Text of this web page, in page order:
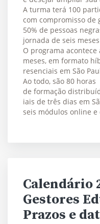
A turma terá 100
com compromisso de
50% de pessoas
jornada de seis meses
O programa acontece
meses, em formato
resenciais em São
Ao todo, são 80 horas
de formação
iais de três dias em
seis módulos online
Calendário
Gestores
Prazos e